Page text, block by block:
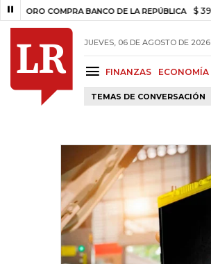
COMPRA BANCO DE LA REPÚBLICA $ 399.745,16
JUEVES, 06 DE AGOSTO DE 2026
FINANZAS ECONOMÍA
TEMAS DE CONVERSACIÓN